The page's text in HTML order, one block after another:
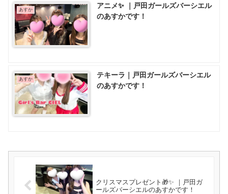
あすか
アニメ✨ ｜戸田ガールズバーシエル
のあすかです！
あすか
テキーラ｜戸田ガールズバーシエル
のあすかです！
クリスマスプレゼント🎁✨️ ｜戸田ガ
ールズバーシエルのあすかです！